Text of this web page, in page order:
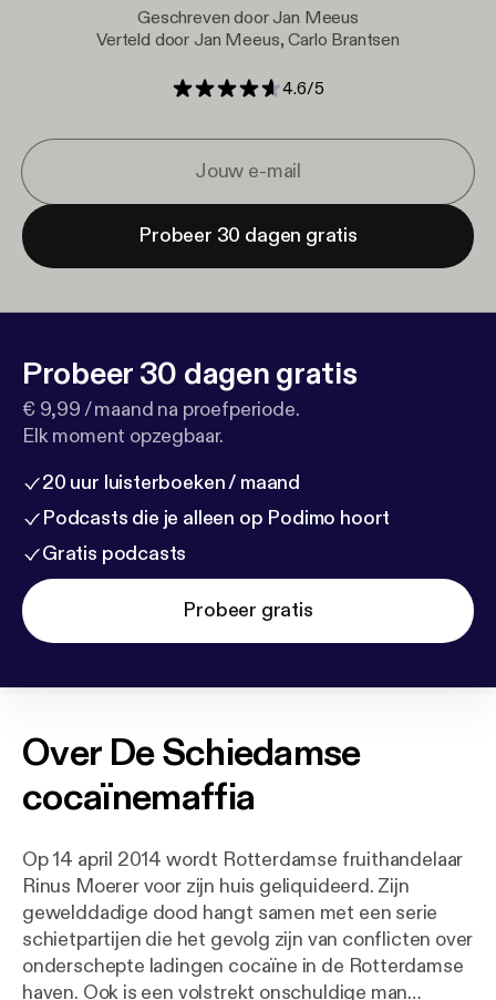
Geschreven door Jan Meeus
Verteld door Jan Meeus, Carlo Brantsen
4.6/5
Probeer 30 dagen gratis
Probeer 30 dagen gratis
€ 9,99 / maand na proefperiode.
Elk moment opzegbaar.
20 uur luisterboeken / maand
Podcasts die je alleen op Podimo hoort
Gratis podcasts
Probeer gratis
Over De Schiedamse
cocaïnemaffia
Op 14 april 2014 wordt Rotterdamse fruithandelaar
Rinus Moerer voor zijn huis geliquideerd. Zijn
gewelddadige dood hangt samen met een serie
schietpartijen die het gevolg zijn van conflicten over
onderschepte ladingen cocaïne in de Rotterdamse
haven. Ook is een volstrekt onschuldige man